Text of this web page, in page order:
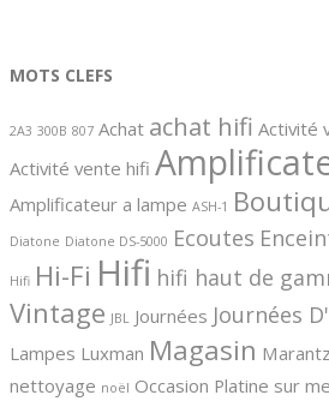
MOTS CLEFS
2A3 300B 807 Achat achat hifi Activité
Activité vente hifi
Amplificateur a lampe ASH-1
Diatone Diatone DS-5000 Ecoutes
Hifi Hi-Fi Hifi hifi haut de
Vintage JBL Journées Journées
Lampes Luxman Magasin Marantz
nettoyage noël Occasion Platine sur